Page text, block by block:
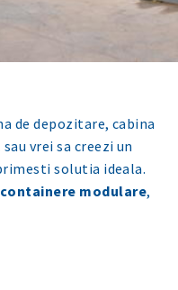
de depozitare, cabina
vrei sa creezi un
solutia ideala.
containere modulare,